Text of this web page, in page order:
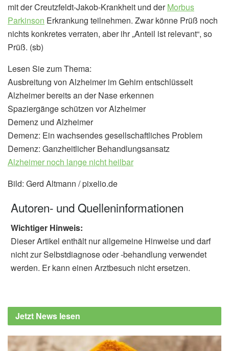
mit der Creutzfeldt-Jakob-Krankheit und derMorbus
Parkinson Erkrankung teilnehmen. Zwar könne Prüß noch
nichts konkretes verraten, aber ihr „Anteil ist relevant“, so
Prüß. (sb)
Lesen Sie zum Thema:
Ausbreitung von Alzheimer im Gehirn entschlüsselt
Alzheimer bereits an der Nase erkennen
Spaziergänge schützen vor Alzheimer
Demenz und Alzheimer
Demenz: Ein wachsendes gesellschaftliches Problem
Demenz: Ganzheitlicher Behandlungsansatz
Alzheimer noch lange nicht heilbar
Bild: Gerd Altmann / pixelio.de
Autoren- und Quelleninformationen
Wichtiger Hinweis:
Dieser Artikel enthält nur allgemeine Hinweise und darf
nicht zur Selbstdiagnose oder -behandlung verwendet
werden. Er kann einen Arztbesuch nicht ersetzen.
Jetzt News lesen